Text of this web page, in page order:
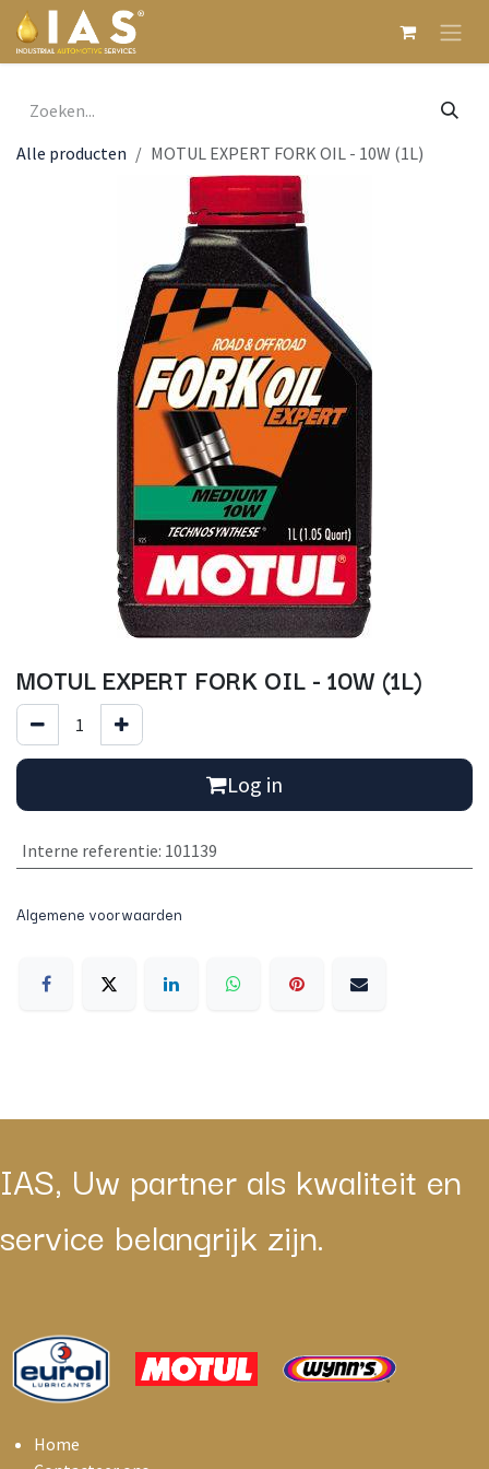
Overslaan naar inhoud
Alle producten MOTUL EXPERT FORK OIL - 10W (1L)
MOTUL EXPERT FORK OIL - 10W (1L)
Log in
Interne referentie: 101139
Algemene voorwaarden
IAS, Uw partner als kwaliteit en
service belangrijk zijn.
Home